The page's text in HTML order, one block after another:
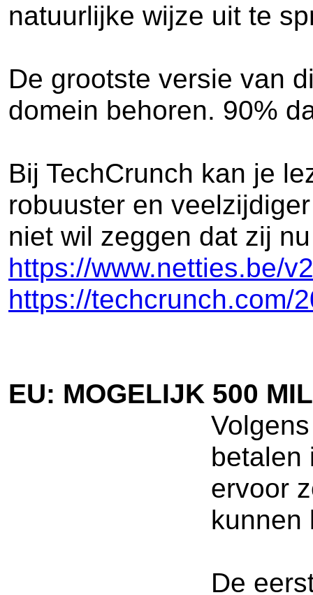
natuurlijke wijze uit te
De grootste versie van
domein behoren. 90%
Bij TechCrunch kan je
robuuster en
niet wil zeggen dat zij
https://www.netties.be/
https://techcrunch.com/
EU: MOGELIJK 500
betalen
ervoor
kunnen
De